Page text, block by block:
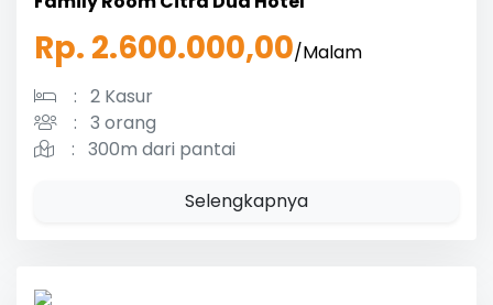
Rp. 2.600.000,00/Malam
: 2 Kasur
: 3 orang
: 300m dari pantai
Selengkapnya